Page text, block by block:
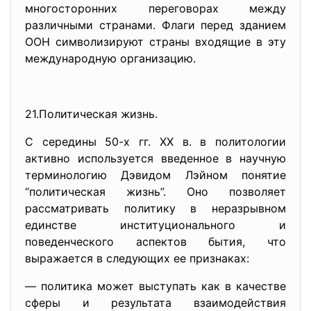
многосторонних переговорах между
различными странами. Флаги перед зданием
ООН символизируют страны входящие в эту
международную организацию.
21.Политическая жизнь.
С середины 50-х гг. XX в. в политологии
активно используется введенное в научную
терминологию Дэвидом Лэйном понятие
“политическая жизнь”. Оно позволяет
рассматривать политику в неразрывном
единстве институционального и
поведенческого аспектов бытия, что
выражается в следующих ее признаках:
— политика может выступать как в качестве
сферы и результата взаимодействия